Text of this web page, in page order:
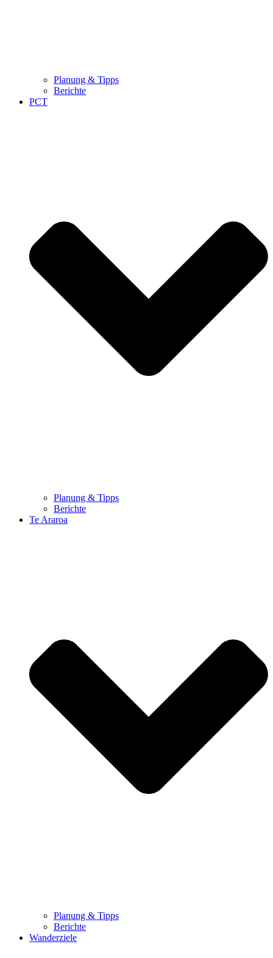
Planung & Tipps
Berichte
PCT
Planung & Tipps
Berichte
Te Araroa
Planung & Tipps
Berichte
Wanderziele